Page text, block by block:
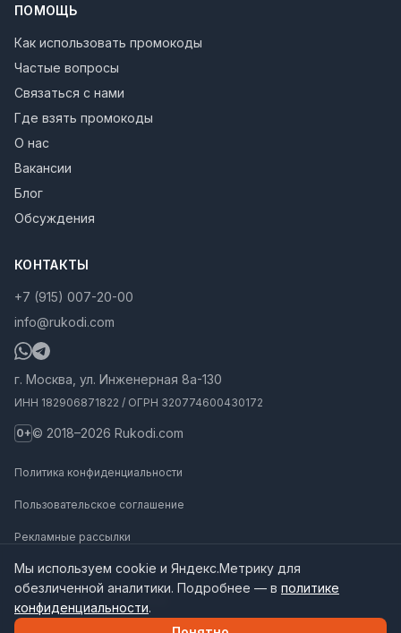
ПОМОЩЬ
Как использовать промокоды
Частые вопросы
Связаться с нами
Где взять промокоды
О нас
Вакансии
Блог
Обсуждения
КОНТАКТЫ
+7 (915) 007-20-00
info@rukodi.com
г. Москва, ул. Инженерная 8а-130
ИНН 182906871822 / ОГРН 320774600430172
0+© 2018–2026 Rukodi.com
Политика конфиденциальности
Пользовательское соглашение
Рекламные рассылки
Карта сайта
Инструкции для нейросетей
Мы используем cookie и Яндекс.Метрику для
обезличенной аналитики. Подробнее — в политике
конфиденциальности.